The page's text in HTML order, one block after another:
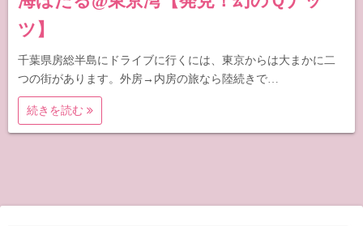
ツ】
千葉県房総半島にドライブに行くには、東京からは大まかに二
つの街があります。外房→内房の旅なら陸続きで…
続きを読む